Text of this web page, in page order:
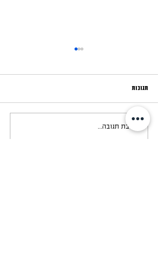
איך להשקיע בנדל״ן? המדריך שיעזור
תגובות
כתיבת תגובה...